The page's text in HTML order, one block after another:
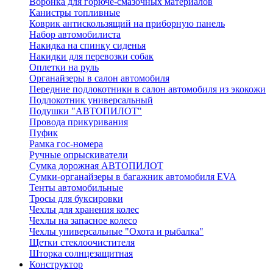
Канистры топливные
Коврик антискользящий на приборную панель
Набор автомобилиста
Накидка на спинку сиденья
Накидки для перевозки собак
Оплетки на руль
Органайзеры в салон автомобиля
Передние подлокотники в салон автомобиля из экокожи
Подлокотник универсальный
Подушки "АВТОПИЛОТ"
Провода прикуривания
Пуфик
Рамка гос-номера
Ручные опрыскиватели
Сумка дорожная АВТОПИЛОТ
Сумки-органайзеры в багажник автомобиля EVA
Тенты автомобильные
Тросы для буксировки
Чехлы для хранения колес
Чехлы на запасное колесо
Чехлы универсальные "Охота и рыбалка"
Щетки стеклоочистителя
Шторка солнцезащитная
Конструктор